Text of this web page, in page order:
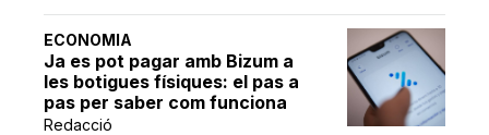
ECONOMIA
Ja es pot pagar amb Bizum a
les botigues físiques: el pas a
pas per saber com funciona
Redacció